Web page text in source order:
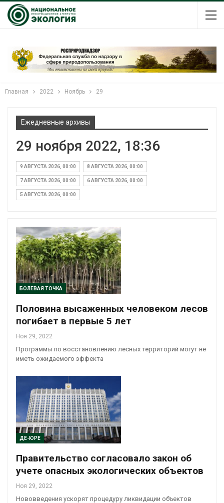
Главная 2022 Ноябрь 29
Ежедневные архивы
29 ноября 2022, 18:36
9 АВГУСТА 2026, 00:00 8 АВГУСТА 2026, 00:00
7 АВГУСТА 2026, 00:00 6 АВГУСТА 2026, 00:00
5 АВГУСТА 2026, 00:00
БОЛЕВАЯ ТОЧКА
Половина высаженных человеком лесов
погибает в первые 5 лет
Ноя 29, 2022
Программы по восстановлению лесных территорий могут не
иметь ожидаемого эффекта
ДЕ-ЮРЕ
Правительство согласовало закон об
учете опасных экологических объектов
Ноя 29, 2022
Нововведения ускорят процедуру ликвидации объектов